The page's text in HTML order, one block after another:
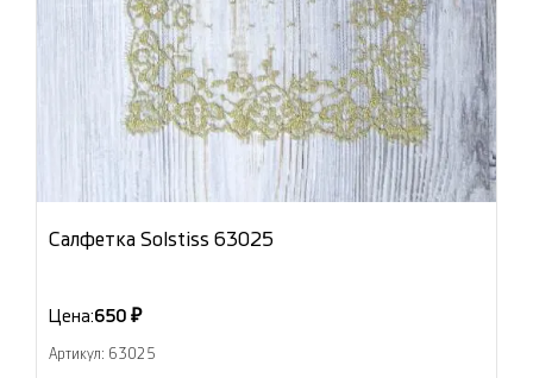
Салфетка Solstiss 63025
Цена:650 ₽
Артикул: 63025